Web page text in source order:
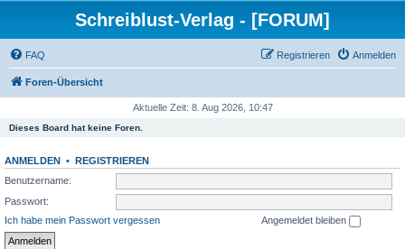
Schreiblust-Verlag - [FORUM]
FAQ Anmelden
Registrieren
Foren-Übersicht
Aktuelle Zeit: 8. Aug 2026, 10:47
Dieses Board hat keine Foren.
ANMELDEN • REGISTRIEREN
Benutzername:
Passwort:
Ich habe mein Passwort vergessen
Angemeldet bleiben